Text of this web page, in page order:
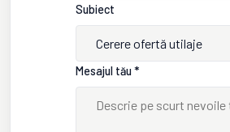
Subiect
Cerere ofertă utilaje
Mesajul tău *